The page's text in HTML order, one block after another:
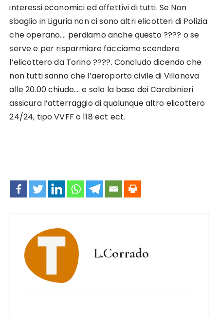
interessi economici ed affettivi di tutti. Se Non
sbaglio in Liguria non ci sono altri elicotteri di Polizia
che operano…. perdiamo anche questo ???? o se
serve e per risparmiare facciamo scendere
l’elicottero da Torino ????. Concludo dicendo che
non tutti sanno che l’aeroporto civile di Villanova
alle 20.00 chiude…. e solo la base dei Carabinieri
assicura l’atterraggio di qualunque altro elicottero
24/24, tipo VVFF o 118 ect ect.
L.Corrado